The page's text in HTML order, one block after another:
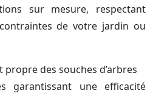
sur mesure, respectant
de votre jardin ou
des souches d’arbres
garantissant une efficacité